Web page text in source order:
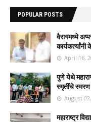
POPULAR POSTS
वैरागमध्ये
कार्यकर्त्यांनी
April 16,
पुणे येथे
स्मृतींचे स्मरण
August
महाराष्ट्र